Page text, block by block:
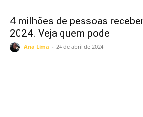
4 milhões de pessoas
2024. Veja quem pode
Ana Lima - 24 de abril de 2024